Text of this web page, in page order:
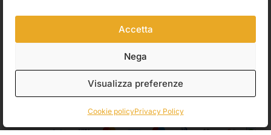
Accetta
Nega
Visualizza preferenze
Cookie policyPrivacy Policy
accetti che i dati personali da te forniti vengano trasferiti a Brevo per il
trattamento in conformitàall'Informativa sulla privacy di Brevo.
ISCRIVITI